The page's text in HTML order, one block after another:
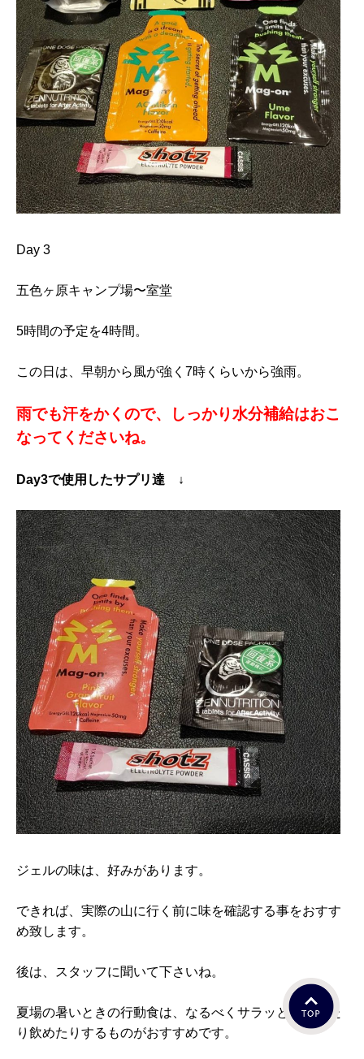
Day 3
五色ヶ原キャンプ場〜室堂
5時間の予定を4時間。
この日は、早朝から風が強く7時くらいから強雨。
雨でも汗をかくので、しっかり水分補給はおこ
なってくださいね。
Day3で使用したサプリ達 ↓
ジェルの味は、好みがあります。
できれば、実際の山に行く前に味を確認する事をおすす
め致します。
後は、スタッフに聞いて下さいね。
夏場の暑いときの行動食は、なるべくサラッと食べれた
り飲めたりするものがおすすめです。